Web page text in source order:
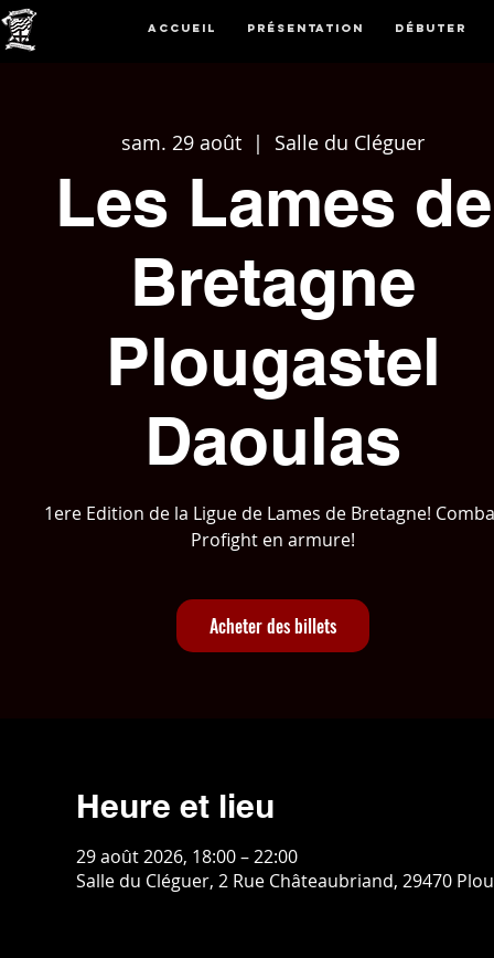
Accueil Présentation Débuter
sam. 29 août
  |
Salle du Cléguer
Les Lames de
Bretagne
Plougastel
Daoulas
1ere Edition de la Ligue de Lames de Bretagne!
Profight en armure!
Acheter des billets
Heure et lieu
29 août 2026, 18:00 – 22:00
Salle du Cléguer, 2 Rue Châteaubriand, 29470